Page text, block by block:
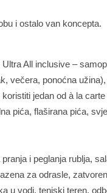
i ostalo van koncepta.
All inclusive –
večera, ponoćna
jedan od à la
pića, flaširana pića,
i peglanja rublja,
za odrasle,
u vodi, teniski teren,